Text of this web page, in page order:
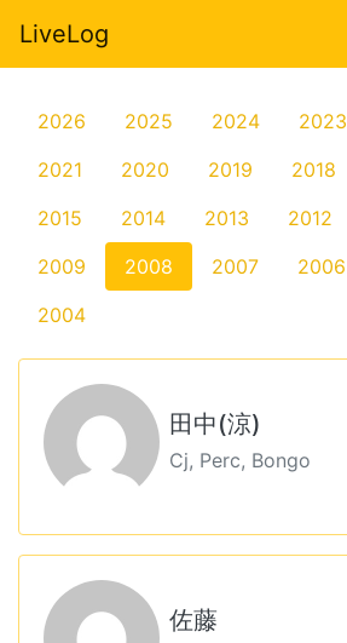
LiveLog
2026 2025 2024 2023
2021
2020 2019 2018
2015
2014 2013 2012
2009
2008 2007 2006
2004
田中(涼)
Cj, Perc, Bongo
佐藤